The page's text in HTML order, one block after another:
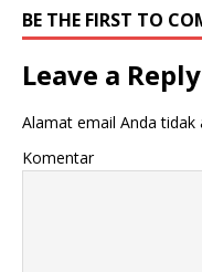
BE THE FIRST TO
Leave a Reply
Alamat email Anda tidak
Komentar